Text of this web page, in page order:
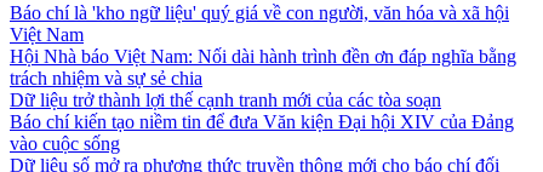
Báo chí là 'kho ngữ liệu' quý giá về con người, văn hóa và xã hội
Việt Nam
Hội Nhà báo Việt Nam: Nối dài hành trình đền ơn đáp nghĩa bằng
trách nhiệm và sự sẻ chia
Dữ liệu trở thành lợi thế cạnh tranh mới của các tòa soạn
Báo chí kiến tạo niềm tin để đưa Văn kiện Đại hội XIV của Đảng
vào cuộc sống
Dữ liệu số mở ra phương thức truyền thông mới cho báo chí đối